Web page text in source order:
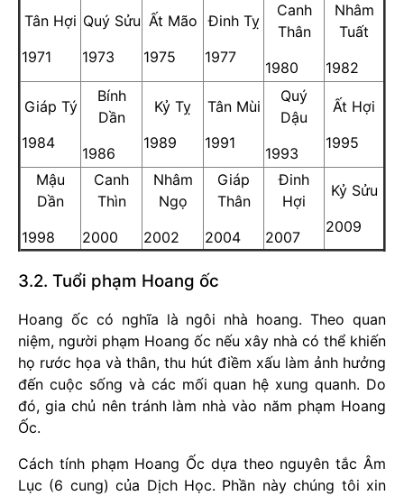
Tân Hợi
1971
Quý Sửu
1973
Ất Mão
1975
Đinh Tỵ
1977
Canh
Thân
1980
Nhâm
Tuất
1982
Giáp Tý
1984
Bính
Dần
1986
Kỷ Tỵ
1989
Tân Mùi
1991
Quý
Dậu
1993
Ất Hợi
1995
Mậu
Dần
1998
Canh
Thìn
2000
Nhâm
Ngọ
2002
Giáp
Thân
2004
Đinh
Hợi
2007
Kỷ Sửu
2009
3.2. Tuổi phạm Hoang ốc
Hoang ốc có nghĩa là ngôi nhà hoang. Theo quan
niệm, người phạm Hoang ốc nếu xây nhà có thể khiến
họ rước họa và thân, thu hút điềm xấu làm ảnh hưởng
đến cuộc sống và các mối quan hệ xung quanh. Do
đó, gia chủ nên tránh làm nhà vào năm phạm Hoang
Ốc.
Cách tính phạm Hoang Ốc dựa theo nguyên tắc Âm
Lục (6 cung) của Dịch Học. Phần này chúng tôi xin